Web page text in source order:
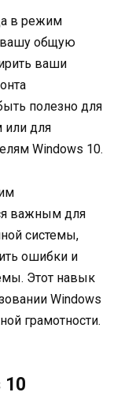
в режим
вашу общую
ваши
полезно для
или для
Windows 10.
важным для
системы,
ошибки и
Этот навык
Windows
грамотности.
10